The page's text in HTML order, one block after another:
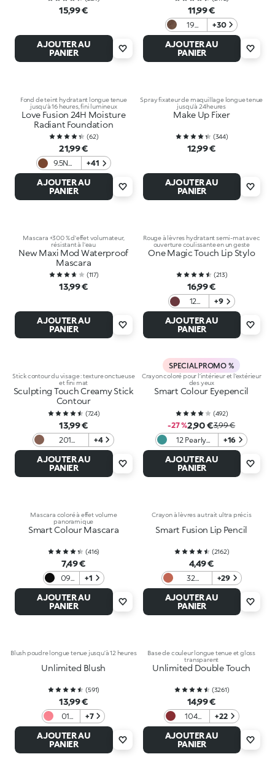
15,99 €
AJOUTER AU
PANIER
11,99 €
19
Dark
Brown
+30
AJOUTER AU
PANIER
Fond de teint hydratant longue tenue
jusqu’à 16 heures, fini lumineux
Love Fusion 24H Moisture
Radiant Foundation
(62)
21,99 €
9.5NR
Neutral
Rose
+41
AJOUTER AU
PANIER
Spray fixateur de maquillage longue tenue
jusqu’à 24 heures
Make Up Fixer
(344)
12,99 €
AJOUTER AU
PANIER
Mascara +300 % d'effet volumateur,
résistant à l'eau
New Maxi Mod Waterproof
Mascara
(117)
13,99 €
AJOUTER AU
PANIER
Rouge à lèvres hydratant semi-mat avec
ouverture coulissante en un geste
One Magic Touch Lip Stylo
(213)
16,99 €
12
Under
my
spell
+9
AJOUTER AU
PANIER
Stick contour du visage : texture onctueuse
et fini mat
Sculpting Touch Creamy Stick
Contour
(724)
13,99 €
201
Chocolate
+4
AJOUTER AU
PANIER
SPECIAL PROMO %
Crayon coloré pour l’intérieur et l’extérieur
des yeux
Smart Colour Eyepencil
(492)
-27 %2,90 €3,99 €
12 Pearly
Aquamarine
+16
AJOUTER AU
PANIER
Mascara coloré à effet volume
panoramique
Smart Colour Mascara
(416)
7,49 €
09
Black
+1
AJOUTER AU
PANIER
Crayon à lèvres au trait ultra précis
Smart Fusion Lip Pencil
(2162)
4,49 €
32
Hazelnut
+29
AJOUTER AU
PANIER
Blush poudre longue tenue jusqu’à 12 heures
Unlimited Blush
(591)
13,99 €
01
Coral
Rose
+7
AJOUTER AU
PANIER
Base de couleur longue tenue et gloss
transparent
Unlimited Double Touch
(3261)
14,99 €
104
Sangria
+22
AJOUTER AU
PANIER